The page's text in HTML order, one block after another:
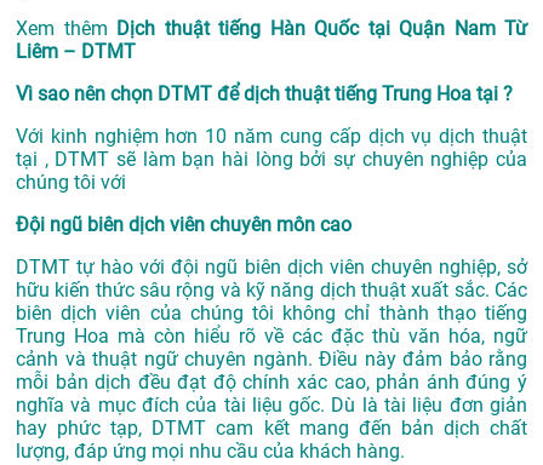
Xem thêm Dịch thuật tiếng Hàn Quốc tại Quận Nam Từ
Liêm – DTMT
Vì sao nên chọn DTMT để dịch thuật tiếng Trung Hoa tại ?
Với kinh nghiệm hơn 10 năm cung cấp dịch vụdịch thuật
tại , DTMT sẽ làm bạn hài lòng bởi sự chuyên nghiệp của
chúng tôi với
Đội ngũ biên dịch viên chuyên môn cao
DTMT tự hào với đội ngũ biên dịch viên chuyên nghiệp, sở
hữu kiến thức sâu rộng và kỹ năng dịch thuật xuất sắc. Các
biên dịch viên của chúng tôi không chỉ thành thạo tiếng
Trung Hoa mà còn hiểu rõ về các đặc thù văn hóa, ngữ
cảnh và thuật ngữ chuyên ngành. Điều này đảm bảo rằng
mỗi bản dịch đều đạt độ chính xác cao, phản ánh đúng ý
nghĩa và mục đích của tài liệu gốc. Dù là tài liệu đơn giản
hay phức tạp, DTMT cam kết mang đến bản dịch chất
lượng, đáp ứng mọi nhu cầu của khách hàng.